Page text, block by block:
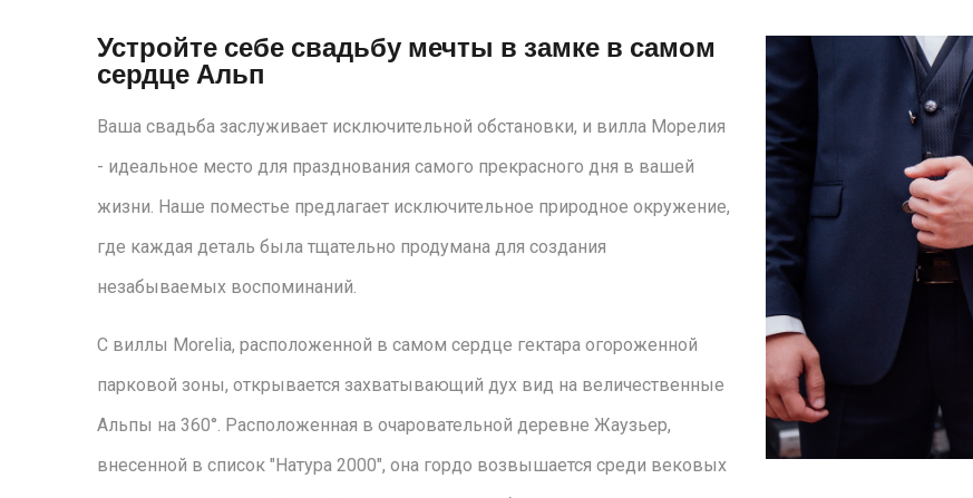
Устройте себе свадьбу мечты в замке в самом
сердце Альп
Ваша свадьба заслуживает исключительной обстановки, и вилла Морелия
- идеальное место для празднования самого прекрасного дня в вашей
жизни. Наше поместье предлагает исключительное природное окружение,
где каждая деталь была тщательно продумана для создания
незабываемых воспоминаний.
С виллы Morelia, расположенной в самом сердце гектара огороженной
парковой зоны, открывается захватывающий дух вид на величественные
Альпы на 360°. Расположенная в очаровательной деревне Жаузьер,
внесенной в список "Натура 2000", она гордо возвышается среди вековых